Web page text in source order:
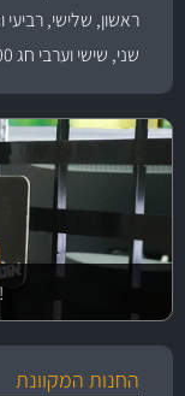
ראשון, שלישי, רביעי וחמישי
שני, שישי וערבי חג 09:00 עד 15:00
!DON'T TOUCH MY CAR
החנות המקוונת